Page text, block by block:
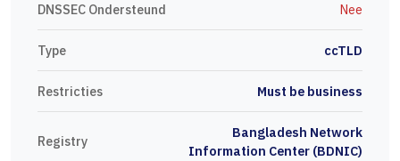
DNSSEC Ondersteund Nee
Type ccTLD
Restricties Must be business
Registry
Bangladesh Network
Information Center (BDNIC)